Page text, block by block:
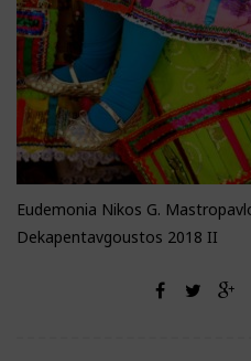
Eudemonia Nikos G.
Dekapentavgoustos 2018 II